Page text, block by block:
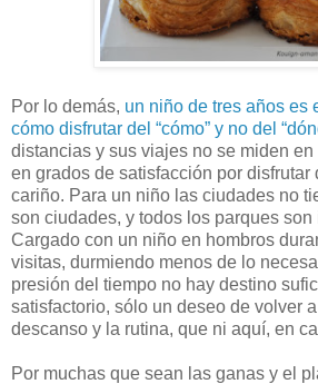
Por lo demás, un niño de tres años es
cómo disfrutar del “cómo” y no del
distancias y sus viajes no se miden
en grados de satisfacción por disfrutar
cariño. Para un niño las ciudades no
son ciudades, y todos los parques son
Cargado con un niño en hombros
visitas, durmiendo menos de lo
presión del tiempo no hay destino
satisfactorio, sólo un deseo de volver
descanso y la rutina, que ni aquí, en
Por muchas que sean las ganas y el